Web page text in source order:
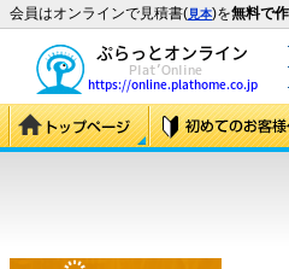
会員はオンラインで見積書(見本)を無料で